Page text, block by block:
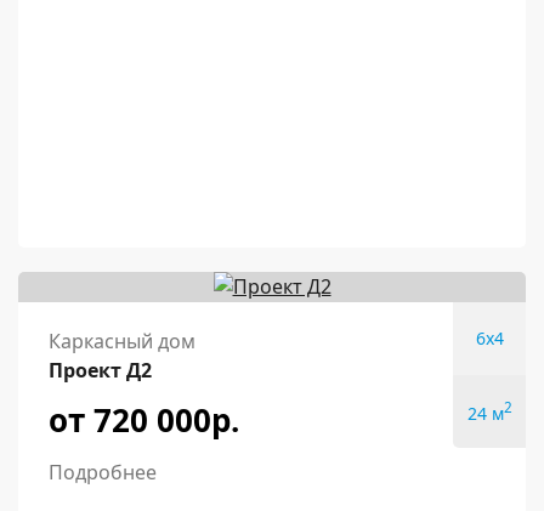
Каркасный дом
Проект Д2
от 720 000р.
Подробнее
6x4
24 м2